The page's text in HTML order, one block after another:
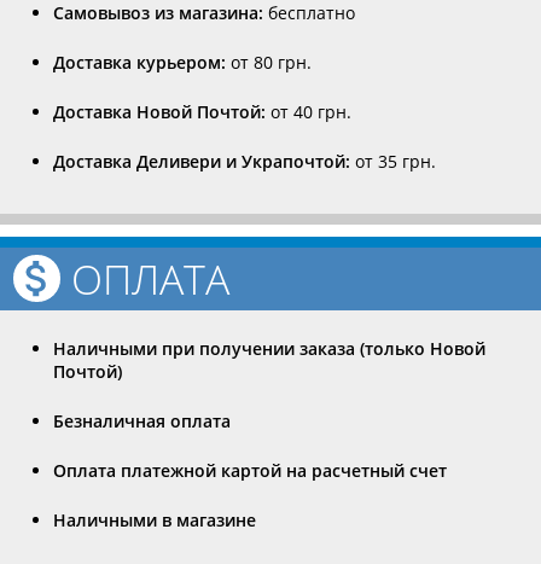
Самовывоз из магазина: бесплатно
Доставка курьером: от 80 грн.
Доставка Новой Почтой: от 40 грн.
Доставка Деливери и Украпочтой: от 35 грн.
ОПЛАТА
Наличными при получении заказа (только Новой
Почтой)
Безналичная оплата
Оплата платежной картой на расчетный счет
Наличными в магазине